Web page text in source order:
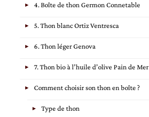
4. Boîte de thon Germon Connetable
5. Thon blanc Ortiz Ventresca
6. Thon léger Genova
7. Thon bio à l’huile d’olive Pain de Mer
Comment choisir son thon en boîte ?
Type de thon